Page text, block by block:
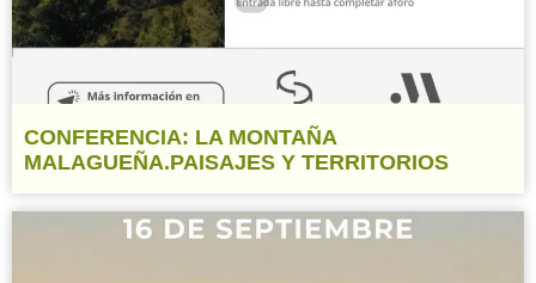
CONFERENCIA: LA MONTAÑA
MALAGUEÑA.PAISAJES Y TERRITORIOS